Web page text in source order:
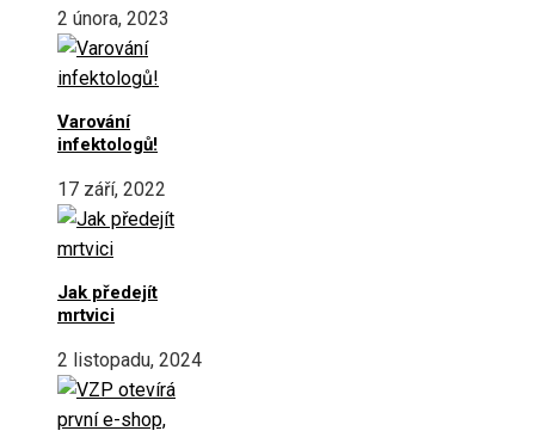
2 února, 2023
Varování
infektologů!
17 září, 2022
Jak předejít
mrtvici
2 listopadu, 2024